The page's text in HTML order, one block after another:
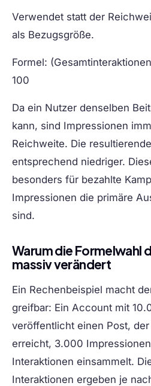
Verwendet statt der
als Bezugsgröße.
Formel:
100
Da ein Nutzer denselben
kann, sind Impressionen
Reichweite. Die
entsprechend niedriger.
besonders für bezahlte
Impressionen die primäre
sind.
Warum die Formelwahl
massiv verändert
Ein Rechenbeispiel macht
greifbar: Ein Account mit
veröffentlicht einen Post,
erreicht, 3.000
Interaktionen einsammelt.
Interaktionen ergeben je